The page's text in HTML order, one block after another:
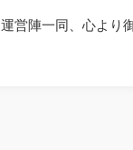
運営陣一同、心より